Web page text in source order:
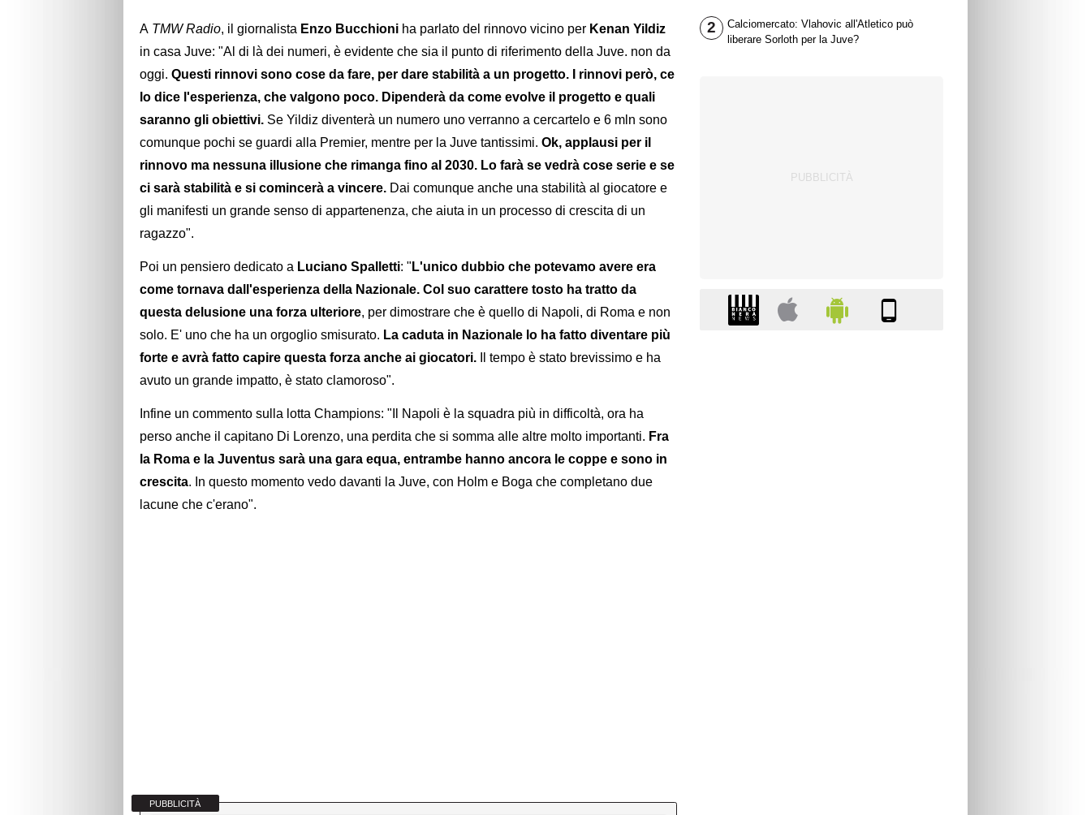
A TMW Radio, il giornalista Enzo Bucchioni ha parlato del rinnovo vicino per Kenan Yildiz
in casa Juve: "Al di là dei numeri, è evidente che sia il punto di riferimento della Juve. non da
oggi. Questi rinnovi sono cose da fare, per dare stabilità a un progetto. I rinnovi però, ce
lo dice l'esperienza, che valgono poco. Dipenderà da come evolve il progetto e quali
saranno gli obiettivi. Se Yildiz diventerà un numero uno verranno a cercartelo e 6 mln sono
comunque pochi se guardi alla Premier, mentre per la Juve tantissimi. Ok, applausi per il
rinnovo ma nessuna illusione che rimanga fino al 2030. Lo farà se vedrà cose serie e se
ci sarà stabilità e si comincerà a vincere. Dai comunque anche una stabilità al giocatore e
gli manifesti un grande senso di appartenenza, che aiuta in un processo di crescita di un
ragazzo".
Poi un pensiero dedicato a Luciano Spalletti: " L'unico dubbio che potevamo avere era
come tornava dall'esperienza della Nazionale. Col suo carattere tosto ha tratto da
questa delusione una forza ulteriore, per dimostrare che è quello di Napoli, di Roma e non
solo. E' uno che ha un orgoglio smisurato. La caduta in Nazionale lo ha fatto diventare più
forte e avrà fatto capire questa forza anche ai giocatori.
Il tempo è stato brevissimo e ha
avuto un grande impatto, è stato clamoroso".
Infine un commento sulla lotta Champions: "Il Napoli è la squadra più in difficoltà, ora ha
perso anche il capitano Di Lorenzo, una perdita che si somma alle altre molto importanti. Fra
la Roma e la Juventus sarà una gara equa, entrambe hanno ancora le coppe e sono in
crescita. In questo momento vedo davanti la Juve, con Holm e Boga che completano due
lacune che c'erano".
PUBBLICITÀ
2
Calciomercato: Vlahovic all'Atletico può
liberare Sorloth per la Juve?